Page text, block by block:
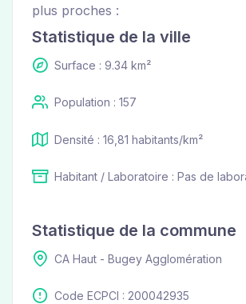
plus proches :
Statistique de la ville
Surface : 9.34 km²
Population : 157
Densité : 16,81 habitants/km²
Habitant / Laboratoire : Pas de
Statistique de la commune
CA Haut - Bugey Agglomération
Code ECPCI : 200042935